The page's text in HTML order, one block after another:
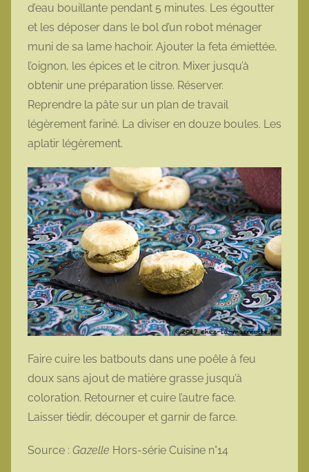
d’eau bouillante pendant 5 minutes. Les égoutter
et les déposer dans le bol d’un robot ménager
muni de sa lame hachoir. Ajouter la feta émiettée,
l’oignon, les épices et le citron. Mixer jusqu’à
obtenir une préparation lisse. Réserver.
Reprendre la pâte sur un plan de travail
légèrement fariné. La diviser en douze boules. Les
aplatir légèrement.
Faire cuire les batbouts dans une poêle à feu
doux sans ajout de matière grasse jusqu’à
coloration. Retourner et cuire l’autre face.
Laisser tiédir, découper et garnir de farce.
Source : Gazelle Hors-série Cuisine n°14